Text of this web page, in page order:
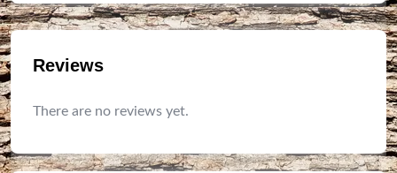
Reviews
There are no reviews yet.